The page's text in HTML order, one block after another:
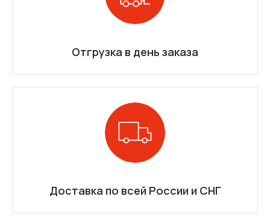
Отгрузка в день заказа
Доставка по всей России и СНГ